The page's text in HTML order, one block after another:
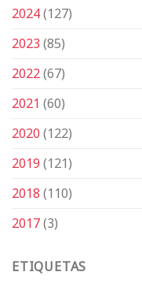
2024(127)
2023(85)
2022(67)
2021 (60)
2020(122)
2019(121)
2018(110)
2017(3)
ETIQUETAS